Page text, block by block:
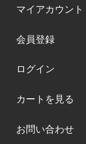
マイアカウント
会員登録
ログイン
カートを見る
お問い合わせ